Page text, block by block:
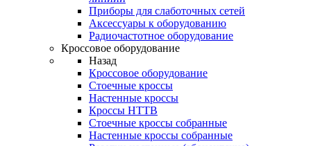
Приборы для слаботочных сетей
Аксессуары к оборудованию
Радиочастотное оборудование
Кроссовое оборудование
Назад
Кроссовое оборудование
Стоечные кроссы
Настенные кроссы
Кроссы HTTB
Стоечные кроссы собранные
Настенные кроссы собранные